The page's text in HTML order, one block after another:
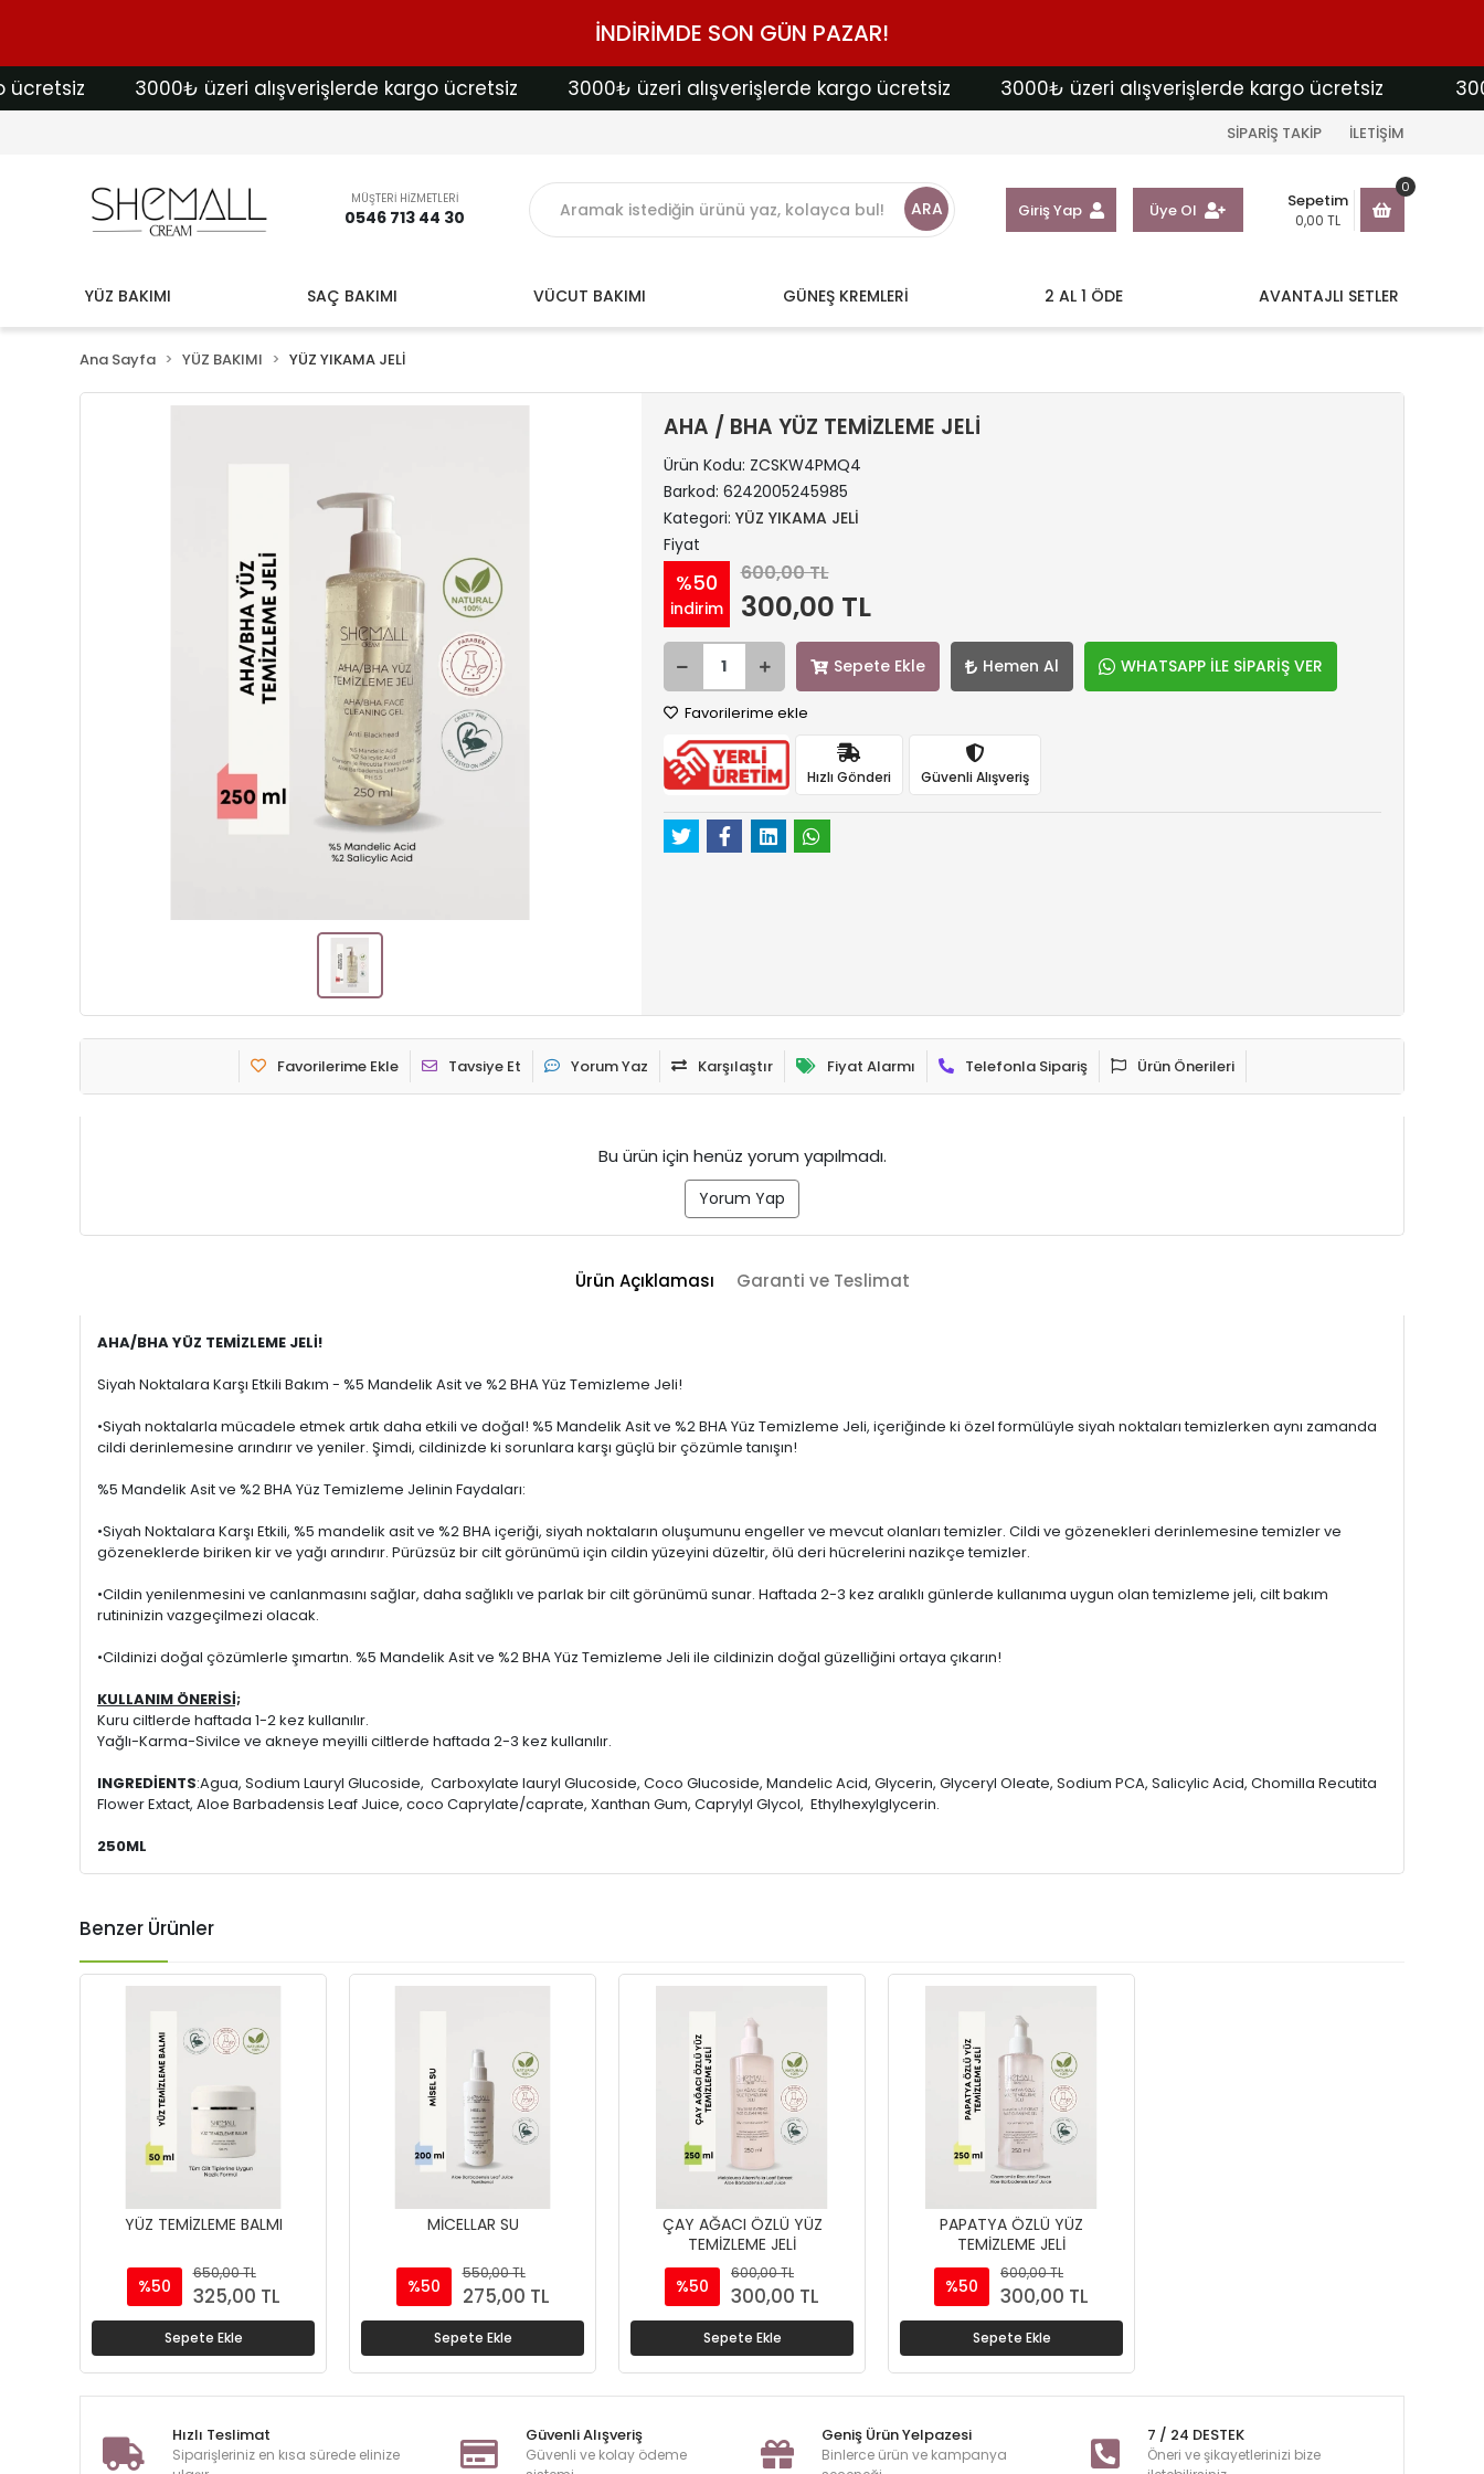
İNDİRİMDE SON GÜN PAZAR!
3000₺ üzeri alışverişlerde kargo ücretsiz 3000₺ üzeri alışverişlerde kargo ücretsiz 3000₺ üzeri alışverişlerde kargo ücretsiz
SİPARİŞ TAKİP İLETİŞİM
MÜŞTERİ HİZMETLERİ
0546 713 44 30 ARA Giriş Yap Üye Ol Sepetim
0,00 TL
0
YÜZ BAKIMI SAÇ BAKIMI VÜCUT BAKIMI GÜNEŞ KREMLERİ 2 AL 1 ÖDE AVANTAJLI SETLER
Ana Sayfa YÜZ BAKIMI YÜZ YIKAMA JELİ
AHA / BHA YÜZ TEMİZLEME JELİ
Ürün Kodu: ZCSKW4PMQ4
Barkod: 6242005245985
Kategori: YÜZ YIKAMA JELİ
Fiyat
%50
indirim
600,00 TL
300,00 TL
Sepete Ekle Hemen Al WHATSAPP İLE SİPARİŞ VER
Favorilerime ekle
Hızlı Gönderi Güvenli Alışveriş
Favorilerime Ekle Tavsiye Et Yorum Yaz Karşılaştır Fiyat Alarmı Telefonla Sipariş Ürün Önerileri
Bu ürün için henüz yorum yapılmadı.
Yorum Yap
Ürün Açıklaması Garanti ve Teslimat
AHA/BHA YÜZ TEMİZLEME JELİ!
Siyah Noktalara Karşı Etkili Bakım - %5 Mandelik Asit ve %2 BHA Yüz Temizleme Jeli!
•Siyah noktalarla mücadele etmek artık daha etkili ve doğal! %5 Mandelik Asit ve %2 BHA Yüz Temizleme Jeli, içeriğinde ki özel formülüyle siyah noktaları temizlerken aynı zamanda
cildi derinlemesine arındırır ve yeniler. Şimdi, cildinizde ki sorunlara karşı güçlü bir çözümle tanışın!
%5 Mandelik Asit ve %2 BHA Yüz Temizleme Jelinin Faydaları:
•Siyah Noktalara Karşı Etkili, %5 mandelik asit ve %2 BHA içeriği, siyah noktaların oluşumunu engeller ve mevcut olanları temizler. Cildi ve gözenekleri derinlemesine temizler ve
gözeneklerde biriken kir ve yağı arındırır. Pürüzsüz bir cilt görünümü için cildin yüzeyini düzeltir, ölü deri hücrelerini nazikçe temizler.
•Cildin yenilenmesini ve canlanmasını sağlar, daha sağlıklı ve parlak bir cilt görünümü sunar. Haftada 2-3 kez aralıklı günlerde kullanıma uygun olan temizleme jeli, cilt bakım
rutininizin vazgeçilmezi olacak.
•Cildinizi doğal çözümlerle şımartın. %5 Mandelik Asit ve %2 BHA Yüz Temizleme Jeli ile cildinizin doğal güzelliğini ortaya çıkarın!
KULLANIM ÖNERİSİ;
Kuru ciltlerde haftada 1-2 kez kullanılır.
Yağlı-Karma-Sivilce ve akneye meyilli ciltlerde haftada 2-3 kez kullanılır.
INGREDİENTS:Agua, Sodium Lauryl Glucoside, Carboxylate lauryl Glucoside, Coco Glucoside, Mandelic Acid, Glycerin, Glyceryl Oleate, Sodium PCA, Salicylic Acid, Chomilla Recutita
Flower Extact, Aloe Barbadensis Leaf Juice, coco Caprylate/caprate, Xanthan Gum, Caprylyl Glycol, Ethylhexylglycerin.
250ML
Benzer Ürünler
YÜZ TEMİZLEME BALMI
%50
650,00 TL
325,00 TL
Sepete Ekle
MİCELLAR SU
%50
550,00 TL
275,00 TL
Sepete Ekle
ÇAY AĞACI ÖZLÜ YÜZ
TEMİZLEME JELİ
%50
600,00 TL
300,00 TL
Sepete Ekle
PAPATYA ÖZLÜ YÜZ
TEMİZLEME JELİ
%50
600,00 TL
300,00 TL
Sepete Ekle
Hızlı Teslimat
Siparişleriniz en kısa sürede elinize
Güvenli Alışveriş
Güvenli ve kolay ödeme
Geniş Ürün Yelpazesi
Binlerce ürün ve kampanya
7 / 24 DESTEK
Öneri ve şikayetlerinizi bize